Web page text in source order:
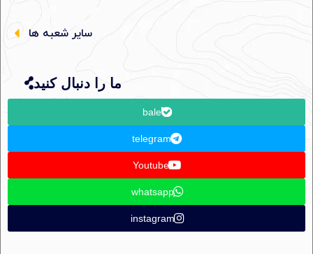
سایر شعبه ها
ما را دنبال کنید
bale
telegram
Youtube
whatsapp
instagram